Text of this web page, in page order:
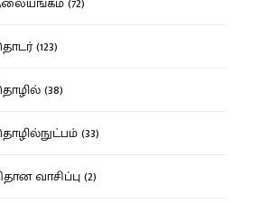
(123)
(38)
(33)
வாசிப்பு (2)